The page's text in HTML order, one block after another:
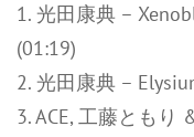
1. 光田康典 –
(01:19)
2. 光田康典 –
3. ACE, 工藤ともり